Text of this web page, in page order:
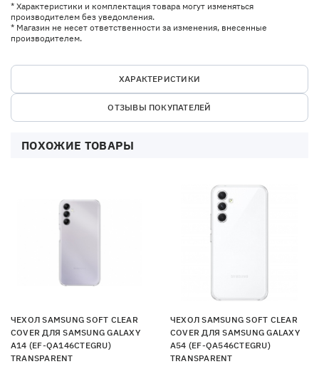
* Характеристики и комплектация товара могут изменяться
производителем без уведомления.
* Магазин не несет ответственности за изменения, внесенные
производителем.
ХАРАКТЕРИСТИКИ
ОТЗЫВЫ ПОКУПАТЕЛЕЙ
ПОХОЖИЕ ТОВАРЫ
ЧЕХОЛ SAMSUNG SOFT CLEAR
COVER ДЛЯ SAMSUNG GALAXY
A14 (EF-QA146CTEGRU)
TRANSPARENT
ЧЕХОЛ SAMSUNG SOFT CLEAR
COVER ДЛЯ SAMSUNG GALAXY
A54 (EF-QA546CTEGRU)
TRANSPARENT